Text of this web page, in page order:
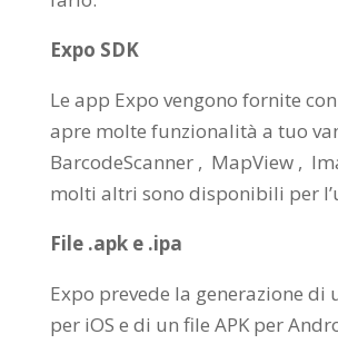
Expo SDK
Le app Expo vengono fornite con
apre molte funzionalità a tuo
BarcodeScanner , MapView ,
molti altri sono disponibili per
File .apk e .ipa
Expo prevede la generazione di
per iOS e di un file APK per